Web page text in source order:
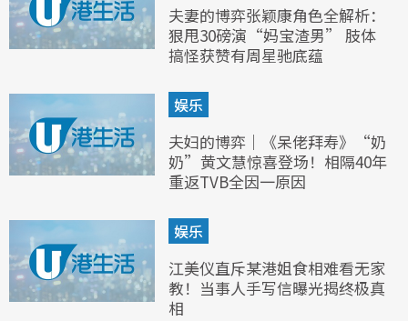
夫妻的博弈张颖康角色全解析：
狠甩30磅演“妈宝渣男” 肢体
搞怪获赞有周星驰底蕴
娱乐
夫妇的博弈｜《呆佬拜寿》“奶
奶”黄文慧惊喜登场！相隔40年
重返TVB全因一原因
娱乐
江美仪直斥某港姐食相难看无家
教！当事人手写信曝光揭终极真
相